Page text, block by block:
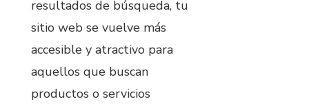
resultados de búsqueda, tu
sitio web se vuelve más
accesible y atractivo para
aquellos que buscan
productos o servicios